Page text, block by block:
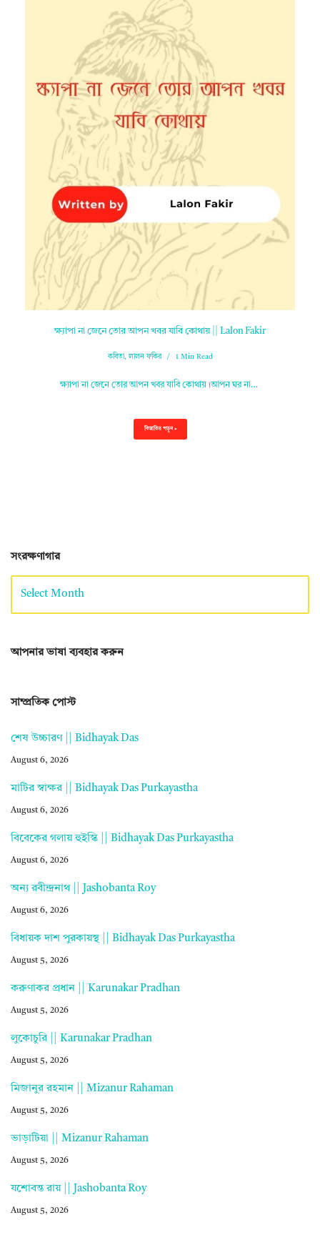
ক্ষ্যাপা না জেনে তোর আপন খবর যাবি কোথায় || Lalon Fakir
কবিতা,লালন ফকির 1 Min Read
ক্ষ্যাপা না জেনে তোর আপন খবর যাবি কোথায়।আপন ঘর না…
বিস্তারিত পড়ুন »
সংরক্ষণাগার
আপনার ভাষা ব্যবহার করুন
সাম্প্রতিক পোস্ট
শেষ উচ্চারণ || Bidhayak Das
August 6, 2026
মাটির স্বাক্ষর || Bidhayak Das Purkayastha
August 6, 2026
বিবেকের গলায় হুইস্কি || Bidhayak Das Purkayastha
August 6, 2026
অন্য রবীন্দ্রনাথ || Jashobanta Roy
August 6, 2026
বিধায়ক দাশ পুরকায়স্থ || Bidhayak Das Purkayastha
August 5, 2026
করুণাকর প্রধান || Karunakar Pradhan
August 5, 2026
লুকোচুরি || Karunakar Pradhan
August 5, 2026
মিজানুর রহমান || Mizanur Rahaman
August 5, 2026
ভাড়াটিয়া || Mizanur Rahaman
August 5, 2026
যশোবন্ত রায় || Jashobanta Roy
August 5, 2026